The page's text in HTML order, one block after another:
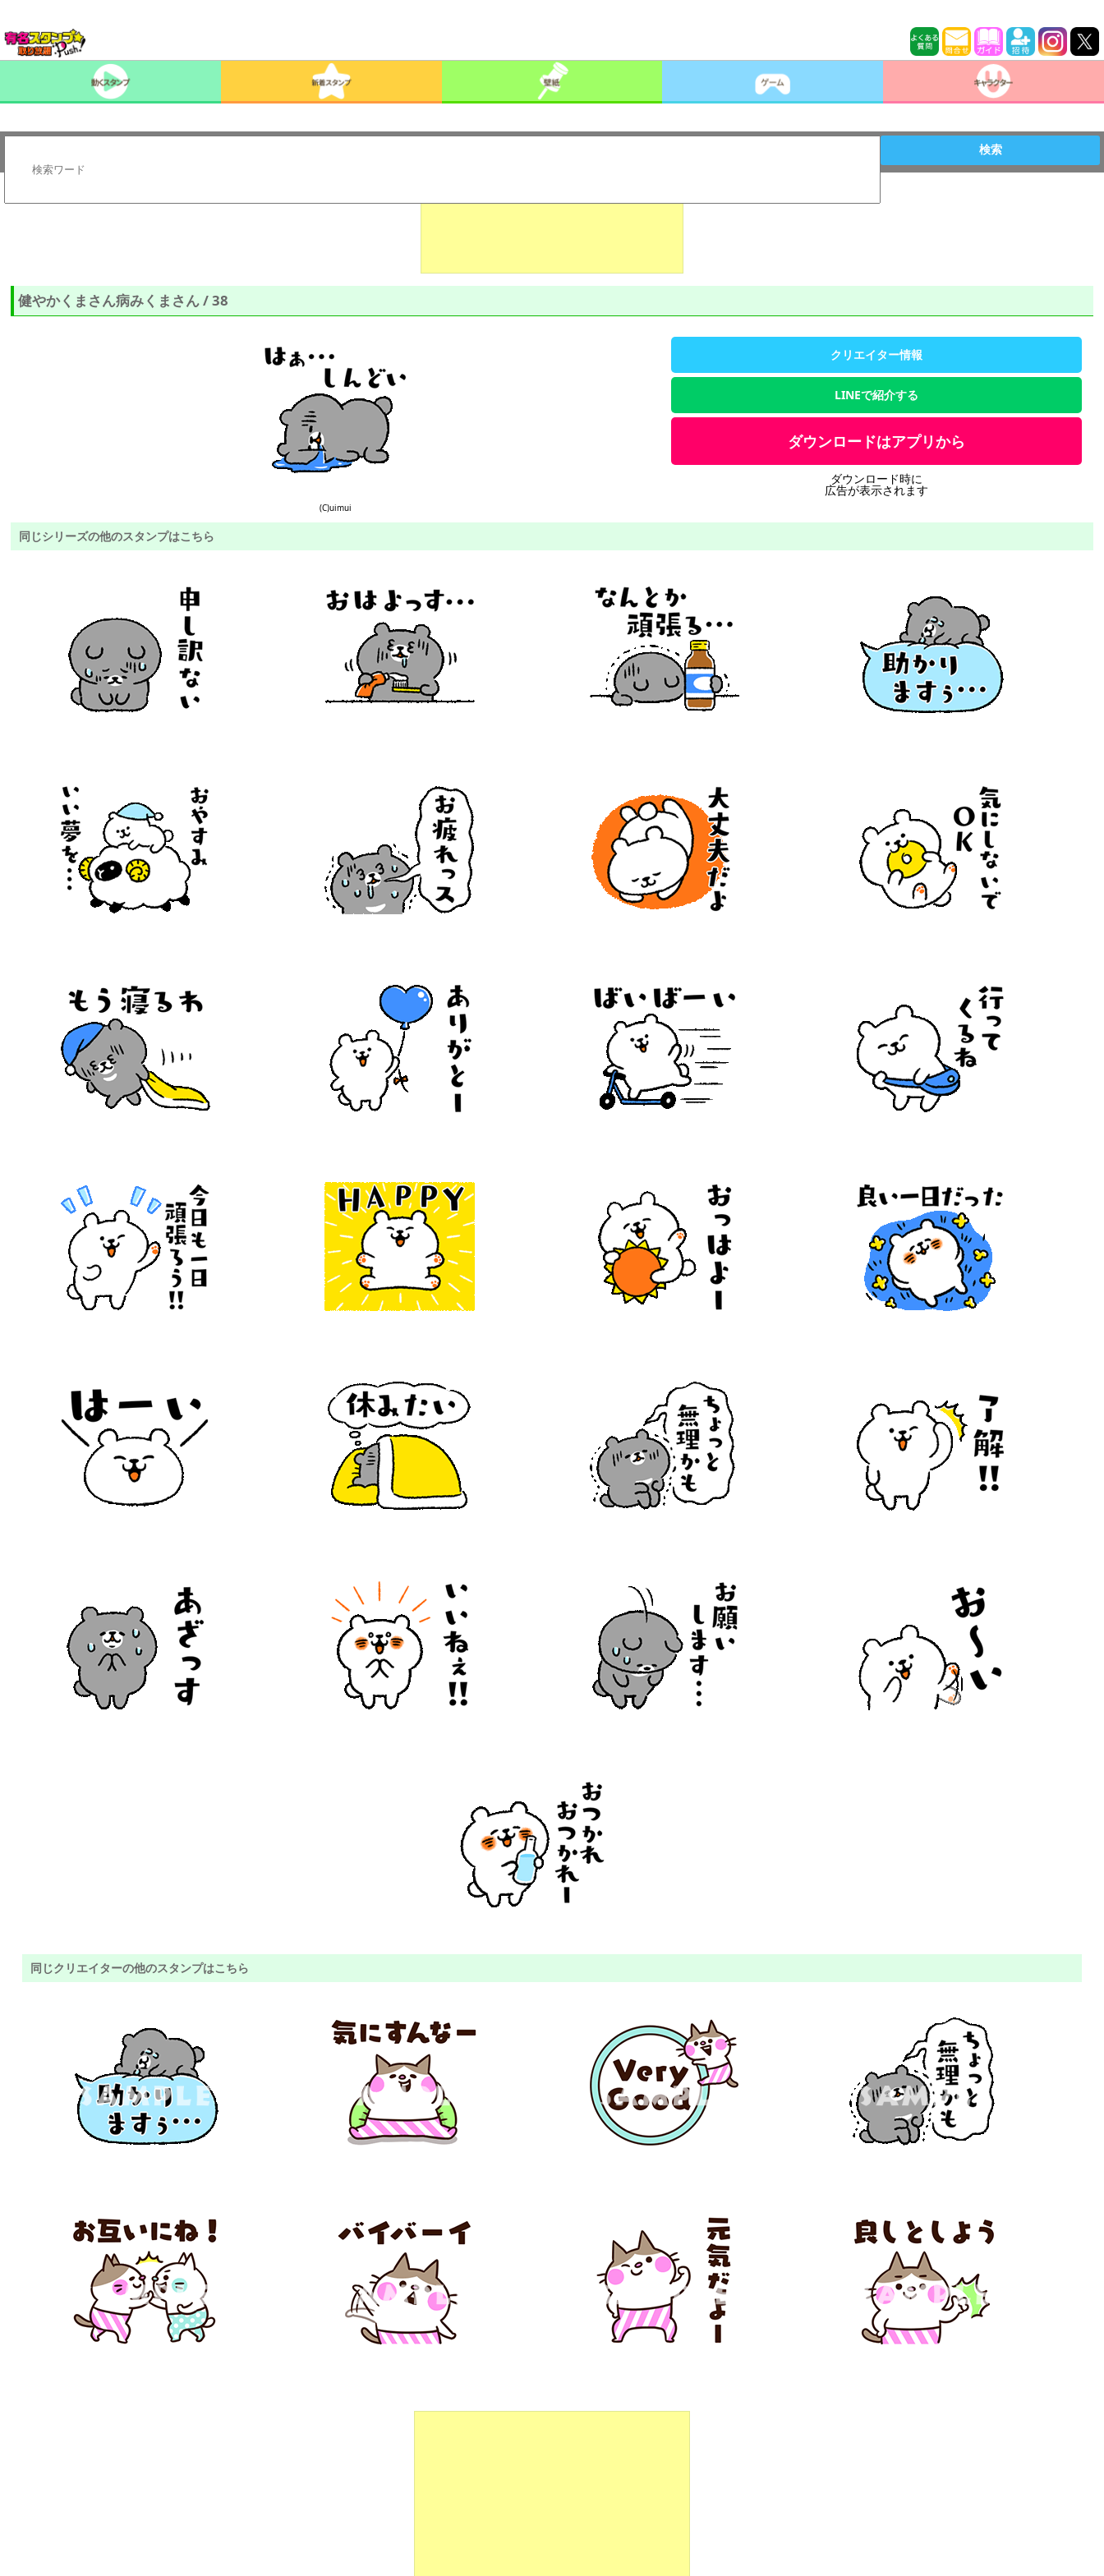
検索
健やかくまさん病みくまさん / 38
(C)uimui
クリエイター情報
LINEで紹介する
ダウンロードはアプリから
ダウンロード時に
広告が表示されます
同じシリーズの他のスタンプはこちら
同じクリエイターの他のスタンプはこちら